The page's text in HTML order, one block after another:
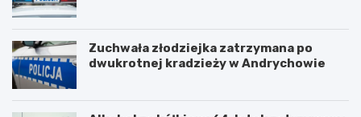
Zuchwała złodziejka zatrzymana po
dwukrotnej kradzieży w Andrychowie